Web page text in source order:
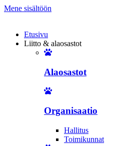
Mene sisältöön
Etusivu
Liitto & alaosastot
Alaosastot
Organisaatio
Hallitus
Toimikunnat